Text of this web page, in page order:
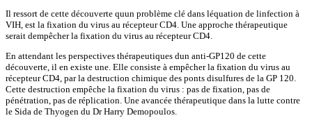
Il ressort de cette découverte quun problème clé dans léquation de linfection à
VIH, est la fixation du virus au récepteur CD4. Une approche thérapeutique
serait dempêcher la fixation du virus au récepteur CD4.
En attendant les perspectives thérapeutiques dun anti-GP120 de cette
découverte, il en existe une. Elle consiste à empêcher la fixation du virus au
récepteur CD4, par la destruction chimique des ponts disulfures de la GP 120.
Cette destruction empêche la fixation du virus : pas de fixation, pas de
pénétration, pas de réplication. Une avancée thérapeutique dans la lutte contre
le Sida de Thyogen du Dr Harry Demopoulos.